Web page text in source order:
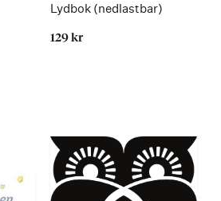
Lydbok (nedlastbar)
129 kr